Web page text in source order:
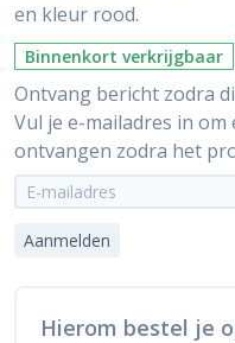
en kleur rood.
Binnenkort verkrijgbaar
Ontvang bericht zodra
Vul je e-mailadres in
ontvangen zodra het
Aanmelden
Hierom bestel je